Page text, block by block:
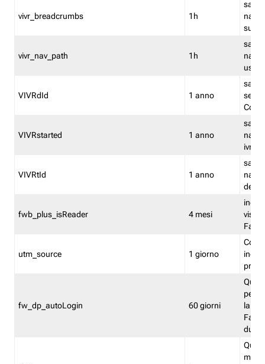
vivr_breadcrumbs 1h
salva
su
vivr_nav_path 1h
salva
VIVRdId 1 anno
salva
Convy
VIVRstarted 1 anno
salva
ivr
VIVRtId 1 anno
salva
del
fwb_plus_isReader 4 mesi
utm_source 1 giorno
fw_dp_autoLogin 60 giorni
la